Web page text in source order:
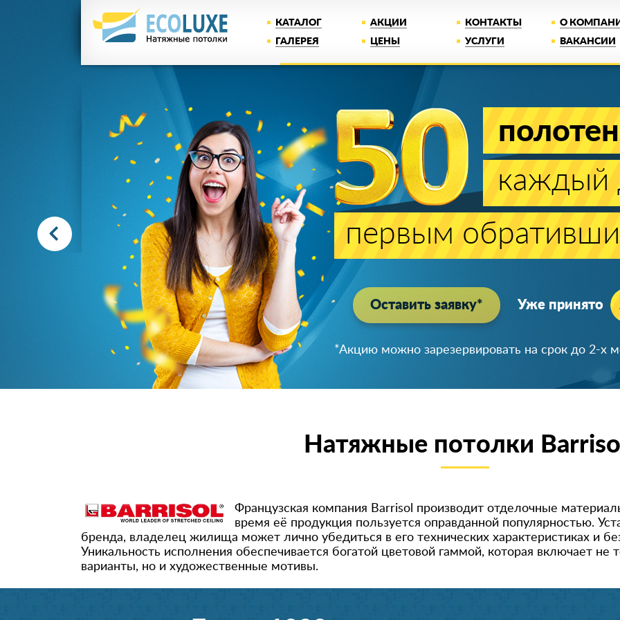
КАТАЛОГ АКЦИИ КОНТАКТЫ
О
ГАЛЕРЕЯ
ЦЕНЫ УСЛУГИ ВАКАНСИИ
каждый
первым
Оставить заявку* Уже принято
*Акцию можно зарезервировать на срок до 2-х
Натяжные потолки Barrisol
Французская компания Barrisol производит отделочные
время её продукция пользуется оправданной популярностью.
бренда, владелец жилища может лично убедиться в его технических характеристиках и
Уникальность исполнения обеспечивается богатой цветовой гаммой, которая включает не
варианты, но и художественные мотивы.